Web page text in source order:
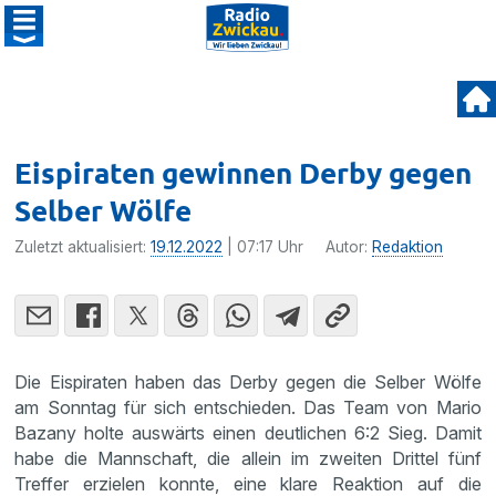
Eispiraten gewinnen Derby gegen
Selber Wölfe
Zuletzt aktualisiert:19.12.2022 | 07:17 Uhr Autor: Redaktion
Die Eispiraten haben das Derby gegen die Selber Wölfe
am Sonntag für sich entschieden. Das Team von Mario
Bazany holte auswärts einen deutlichen 6:2 Sieg. Damit
habe die Mannschaft, die allein im zweiten Drittel fünf
Treffer erzielen konnte, eine klare Reaktion auf die